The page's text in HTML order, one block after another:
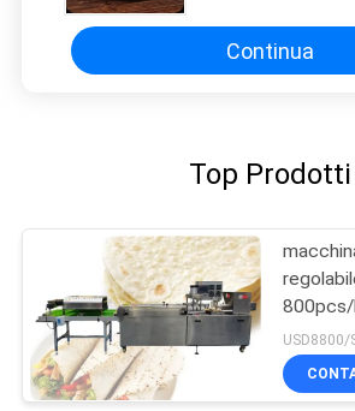
Continua
Top Prodotti
USD8800/